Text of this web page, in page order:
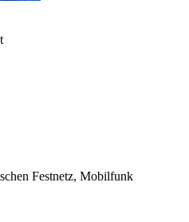
Festnetz, Mobilfunk